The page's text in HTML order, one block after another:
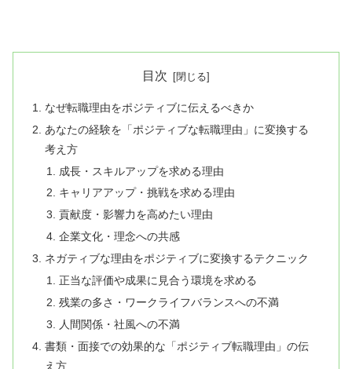
目次
なぜ転職理由をポジティブに伝えるべきか
あなたの経験を「ポジティブな転職理由」に変換する
考え方
成長・スキルアップを求める理由
キャリアアップ・挑戦を求める理由
貢献度・影響力を高めたい理由
企業文化・理念への共感
ネガティブな理由をポジティブに変換するテクニック
正当な評価や成果に見合う環境を求める
残業の多さ・ワークライフバランスへの不満
人間関係・社風への不満
書類・面接での効果的な「ポジティブ転職理由」の伝
え方